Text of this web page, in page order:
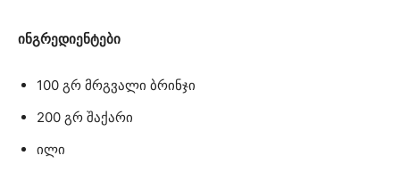
ინგრედიენტები
100 გრ მრგვალი ბრინჯი
200 გრ შაქარი
ილი